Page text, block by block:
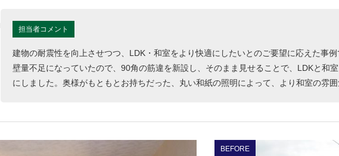
担当者コメント
建物の耐震性を向上させつつ、LDK・和室をより快適にしたいとのご要望に応えた事
壁量不足になっていたので、90角の筋違を新設し、そのまま見せることで、LDKと和
にしました。奥様がもともとお持ちだった、丸い和紙の照明によって、より和室の雰
BEFORE